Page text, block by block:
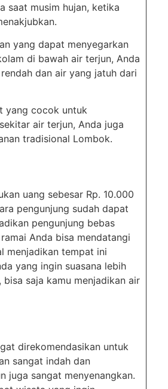
saat musim hujan, ketika
yang dapat menyegarkan
di bawah air terjun, Anda
dan air yang jatuh dari
yang cocok untuk
air terjun, Anda juga
tradisional Lombok.
uang sebesar Rp. 10.000
pengunjung sudah dapat
pengunjung bebas
Anda bisa mendatangi
menjadikan tempat ini
yang ingin suasana lebih
saja kamu menjadikan air
direkomendasikan untuk
sangat indah dan
juga sangat menyenangkan.